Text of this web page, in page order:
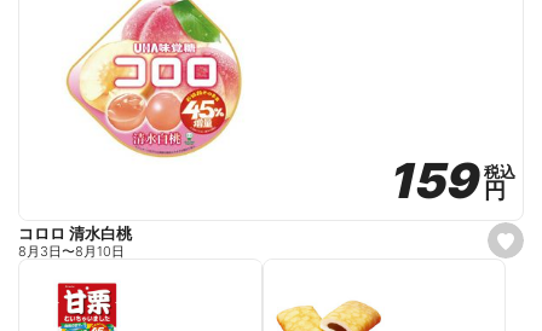
s
e
159
159税込
税込
円
円
コロロ 清水白桃
8月3日〜8月10日